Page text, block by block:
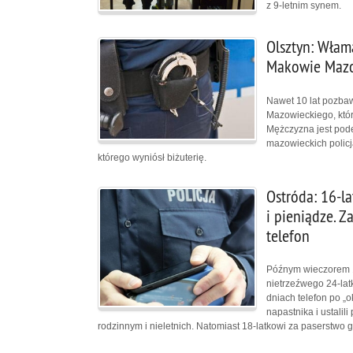
z 9-letnim synem.
Olsztyn:
Makowie
Nawet 10 lat
Mazowieckiego,
Mężczyzna jest
mazowieckich
którego wyniósł biżuterię.
Ostróda: 16-
i pieniądze.
telefon
Późnym
nietrzeźwego 24-
dniach telefon po
napastnika i ustalili
rodzinnym i nieletnich. Natomiast 18-latkowi za paserstwo